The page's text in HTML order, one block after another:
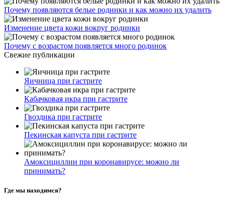
Почему появляются белые родинки и как можно их удалить
Изменение цвета кожи вокруг родинки
Почему с возрастом появляется много родинок
Свежие публикации
Яичница при гастрите
Кабачковая икра при гастрите
Гвоздика при гастрите
Пекинская капуста при гастрите
Амоксициллин при коронавирусе: можно ли
принимать?
Где мы находимся?